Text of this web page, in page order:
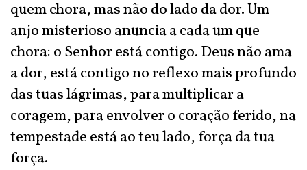
quem chora, mas não do lado da dor. Um
anjo misterioso anuncia a cada um que
chora: o Senhor está contigo. Deus não ama
a dor, está contigo no reflexo mais profundo
das tuas lágrimas, para multiplicar a
coragem, para envolver o coração ferido, na
tempestade está ao teu lado, força da tua
força.